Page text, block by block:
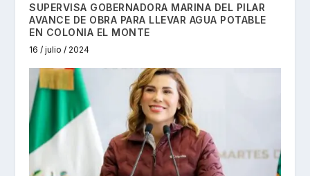
SUPERVISA GOBERNADORA MARINA DEL PILAR
AVANCE DE OBRA PARA LLEVAR AGUA POTABLE
EN COLONIA EL MONTE
16 / julio / 2024